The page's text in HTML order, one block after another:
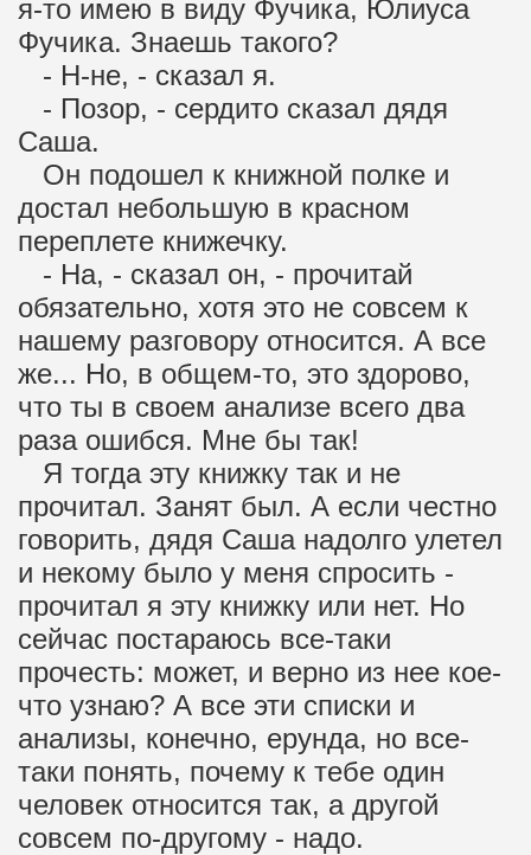
я-то имею в виду Фучика, Юлиуса
Фучика. Знаешь такого?
- Н-не, - сказал я.
- Позор, - сердито сказал дядя
Саша.
Он подошел к книжной полке и
достал небольшую в красном
переплете книжечку.
- На, - сказал он, - прочитай
обязательно, хотя это не совсем к
нашему разговору относится. А все
же... Но, в общем-то, это здорово,
что ты в своем анализе всего два
раза ошибся. Мне бы так!
Я тогда эту книжку так и не
прочитал. Занят был. А если честно
говорить, дядя Саша надолго улетел
и некому было у меня спросить -
прочитал я эту книжку или нет. Но
сейчас постараюсь все-таки
прочесть: может, и верно из нее кое-
что узнаю? А все эти списки и
анализы, конечно, ерунда, но все-
таки понять, почему к тебе один
человек относится так, а другой
совсем по-другому - надо.